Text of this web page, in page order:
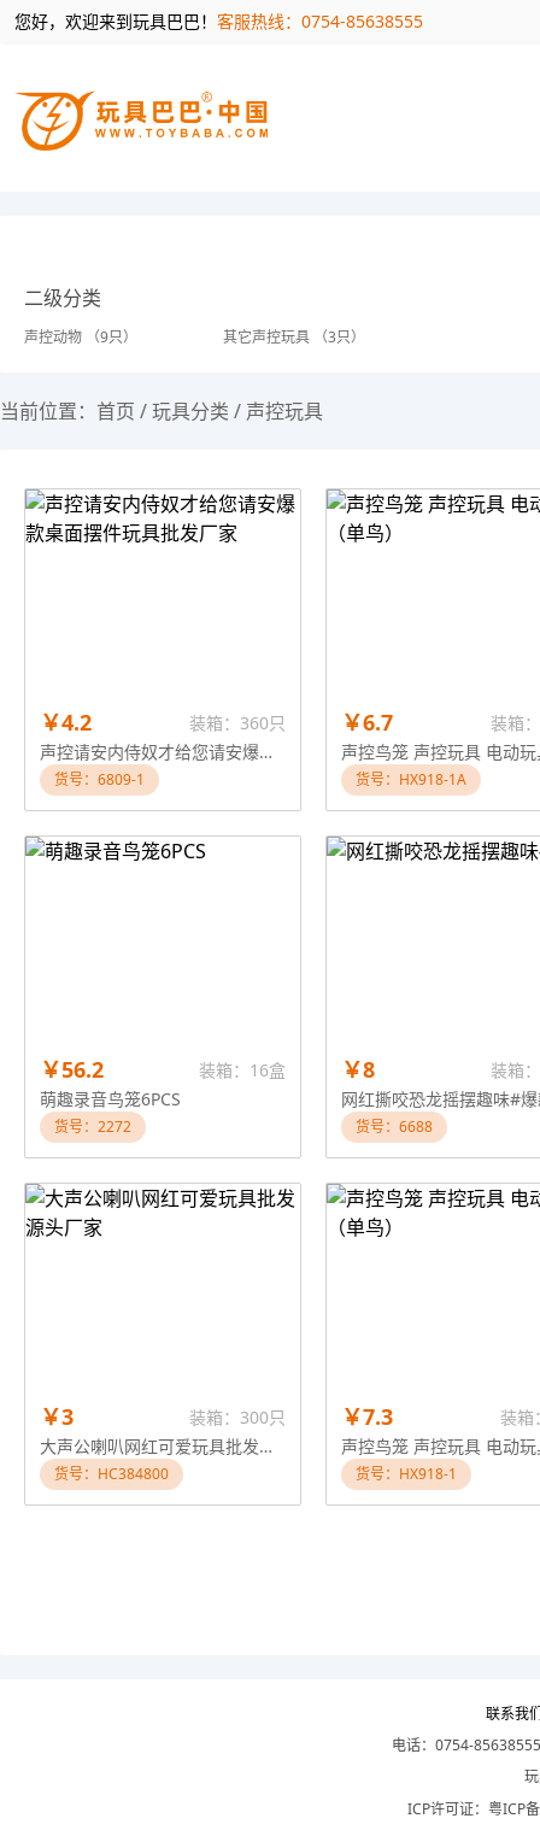
您好，欢迎来到玩具巴巴！ 客服热线：0754-85638555
二级分类
声控动物 （9只） 其它声控玩具 （3只）
当前位置： 首页 /玩具分类 / 声控玩具
￥4.2
装箱：360只
声控请安内侍奴才给您请安爆款桌面摆件玩具批发厂家
货号：6809-1
￥6.7 装箱
货号：HX918-1A
￥56.2
装箱：16盒
萌趣录音鸟笼6PCS
货号：2272
￥8
装箱
网红撕咬恐龙摇摆趣味#
货号：6688
￥3
装箱：300只
大声公喇叭网红可爱玩具批发源头厂家
货号：HC384800
￥7.3 装箱
货号：HX918-1
联系我
电话：0754-
ICP许可证： 粤ICP